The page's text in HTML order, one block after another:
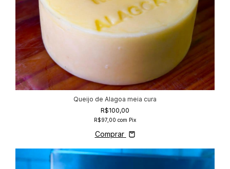
Queijo de Alagoa meia cura
R$100,00
R$97,00 com Pix
Comprar